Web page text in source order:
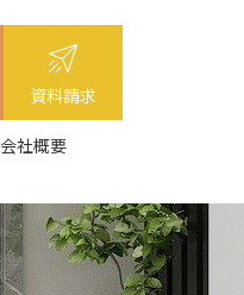
資料請求
会社概要